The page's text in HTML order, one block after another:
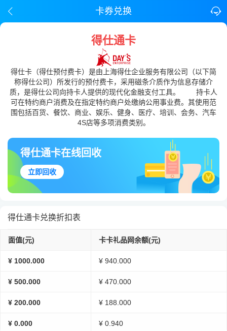
卡券兑换
得仕通卡
得仕卡（得仕预付费卡）是由上海得仕企业服务有限公司（以下简
称得仕公司）所发行的预付费卡，采用磁条介质作为信息存储介
质，是得仕公司向持卡人提供的现代化金融支付工具。 持卡人
可在特约商户消费及在指定特约商户处缴纳公用事业费。其使用范
围包括百货、餐饮、商业、娱乐、健身、医疗、培训、会务、汽车
4S店等多项消费类别。
得仕通卡在线回收
立即回收
得仕通卡兑换折扣表
面值(元) 卡卡礼品网余额(元)
¥ 1000.000 ¥ 940.000
¥ 500.000 ¥ 470.000
¥ 200.000 ¥ 188.000
¥ 0.000 ¥ 0.940